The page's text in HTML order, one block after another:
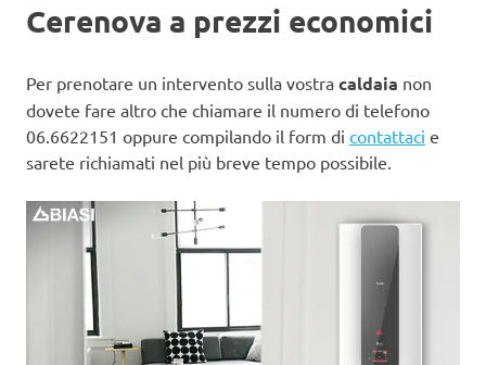
Cerenova a prezzi economici
Per prenotare un intervento sulla vostra caldaia non
dovete fare altro che chiamare il numero di telefono
06.6622151 oppure compilando il form di contattaci e
sarete richiamati nel più breve tempo possibile.